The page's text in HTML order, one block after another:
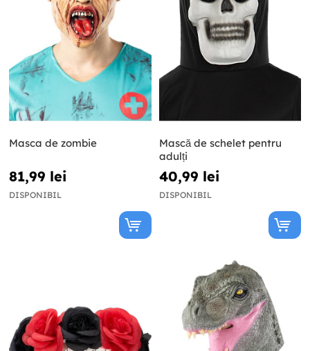
Masca de zombie
81,99 lei
DISPONIBIL
Mască de schelet pentru
adulți
40,99 lei
DISPONIBIL